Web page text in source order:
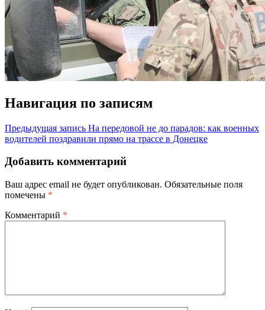
Навигация по записям
Предыдущая запись На передовой не до парадов: как военных
водителей поздравили прямо на трассе в Донецке
Добавить комментарий
Ваш адрес email не будет опубликован. Обязательные поля
помечены *
Комментарий *